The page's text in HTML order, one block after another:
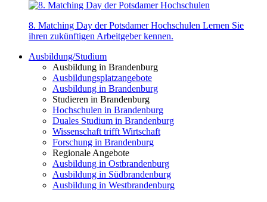
8. Matching Day der Potsdamer Hochschulen Lernen Sie
ihren zukünftigen Arbeitgeber kennen.
Ausbildung/Studium
Ausbildung in Brandenburg
Ausbildungsplatzangebote
Ausbildung in Brandenburg
Studieren in Brandenburg
Hochschulen in Brandenburg
Duales Studium in Brandenburg
Wissenschaft trifft Wirtschaft
Forschung in Brandenburg
Regionale Angebote
Ausbildung in Ostbrandenburg
Ausbildung in Südbrandenburg
Ausbildung in Westbrandenburg